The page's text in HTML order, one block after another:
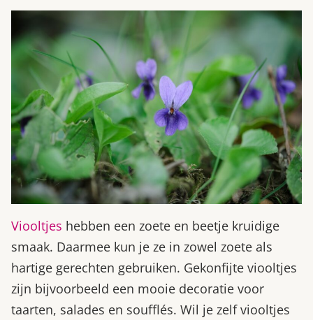
Viooltjes hebben een zoete en beetje kruidige
smaak. Daarmee kun je ze in zowel zoete als
hartige gerechten gebruiken. Gekonfijte viooltjes
zijn bijvoorbeeld een mooie decoratie voor
taarten, salades en soufflés. Wil je zelf viooltjes